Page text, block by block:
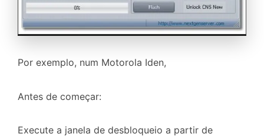
Por exemplo, num Motorola Iden,
Antes de começar:
Execute a janela de desbloqueio a partir de